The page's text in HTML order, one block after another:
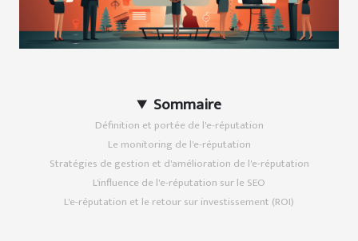
Sommaire
Définition et portée de l'e-réputation
Le monitoring de l'e-réputation
Stratégies de gestion et d'amélioration de l'e-réputation
L'influence de l'e-réputation sur le SEO
L'e-réputation et le retour sur investissement (ROI)